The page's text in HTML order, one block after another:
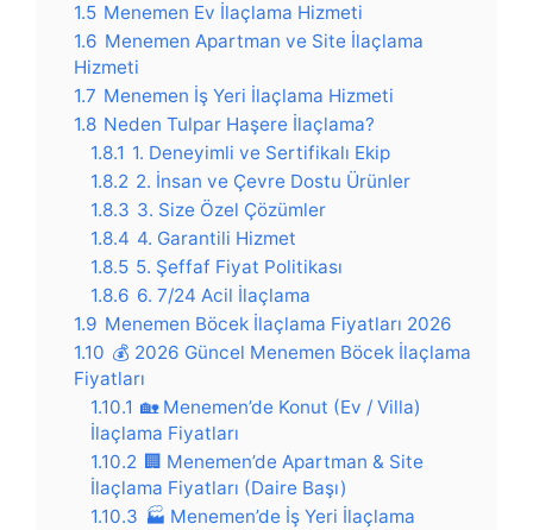
1.5 Menemen Ev İlaçlama Hizmeti
1.6 Menemen Apartman ve Site İlaçlama
Hizmeti
1.7 Menemen İş Yeri İlaçlama Hizmeti
1.8 Neden Tulpar Haşere İlaçlama?
1.8.1 1. Deneyimli ve Sertifikalı Ekip
1.8.2 2. İnsan ve Çevre Dostu Ürünler
1.8.3 3. Size Özel Çözümler
1.8.4 4. Garantili Hizmet
1.8.5 5. Şeffaf Fiyat Politikası
1.8.6 6. 7/24 Acil İlaçlama
1.9 Menemen Böcek İlaçlama Fiyatları 2026
1.10 💰 2026 Güncel Menemen Böcek İlaçlama
Fiyatları
1.10.1 🏡 Menemen’de Konut (Ev / Villa)
İlaçlama Fiyatları
1.10.2 🏢 Menemen’de Apartman & Site
İlaçlama Fiyatları (Daire Başı)
1.10.3 🏭 Menemen’de İş Yeri İlaçlama